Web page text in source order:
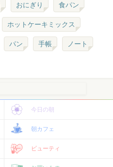
おにぎり 食パン
ホットケーキミックス
パン 手帳 ノート
今日の朝
朝カフェ
ビューティ